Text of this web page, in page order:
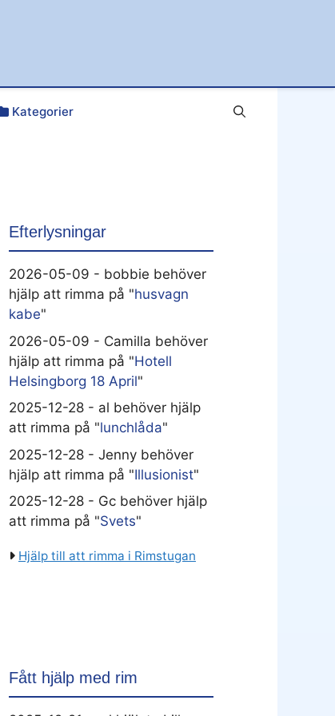
Kategorier
Efterlysningar
2026-05-09 - bobbie behöver
hjälp att rimma på "husvagn
kabe"
2026-05-09 - Camilla behöver
hjälp att rimma på "Hotell
Helsingborg 18 April"
2025-12-28 - al behöver hjälp
att rimma på "lunchlåda"
2025-12-28 - Jenny behöver
hjälp att rimma på "Illusionist"
2025-12-28 - Gc behöver hjälp
att rimma på "Svets"
Hjälp till att rimma i Rimstugan
Fått hjälp med rim